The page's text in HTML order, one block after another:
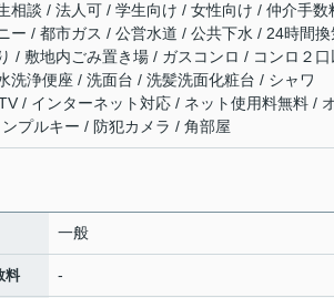
相談 / 法人可 / 学生向け / 女性向け / 仲介手数
ー / 都市ガス / 公営水道 / 公共下水 / 24時間換
/ 敷地内ごみ置き場 / ガスコンロ / コンロ２口
洗浄便座 / 洗面台 / 洗髪洗面化粧台 / シャワ
/ インターネット対応 / ネット使用料無料 /
プルキー / 防犯カメラ / 角部屋
一般
料 -